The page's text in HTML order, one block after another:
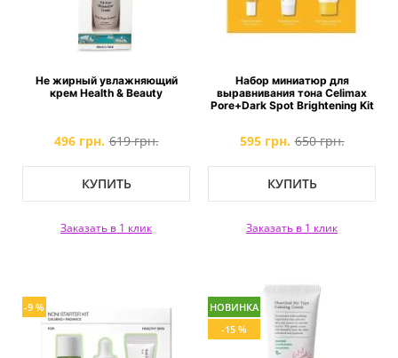
Не жирный увлажняющий
крем Health & Beauty
496 грн. 619 грн.
КУПИТЬ
Заказать в 1 клик
Набор миниатюр для
выравнивания тона Celimax
Pore+Dark Spot Brightening Kit
595 грн. 650 грн.
КУПИТЬ
Заказать в 1 клик
-9 %
НОВИНКА
-15 %